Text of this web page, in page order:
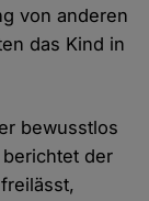
von anderen
das Kind in
bewusstlos
der